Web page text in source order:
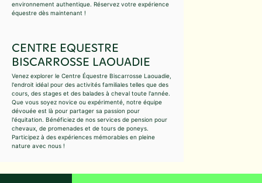
environnement authentique. Réservez votre expérience
équestre dès maintenant !
CENTRE EQUESTRE
BISCARROSSE LAOUADIE
Venez explorer le Centre Équestre Biscarrosse Laouadie,
l'endroit idéal pour des activités familiales telles que des
cours, des stages et des balades à cheval toute l'année.
Que vous soyez novice ou expérimenté, notre équipe
dévouée est là pour partager sa passion pour
l'équitation. Bénéficiez de nos services de pension pour
chevaux, de promenades et de tours de poneys.
Participez à des expériences mémorables en pleine
nature avec nous !